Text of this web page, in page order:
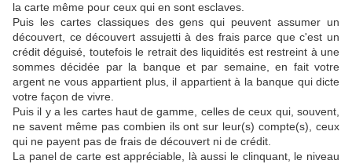
la carte même pour ceux qui en sont esclaves.
Puis les cartes classiques des gens qui peuvent assumer un
découvert, ce découvert assujetti à des frais parce que c'est un
crédit déguisé, toutefois le retrait des liquidités est restreint à une
sommes décidée par la banque et par semaine, en fait votre
argent ne vous appartient plus, il appartient à la banque qui dicte
votre façon de vivre.
Puis il y a les cartes haut de gamme, celles de ceux qui, souvent,
ne savent même pas combien ils ont sur leur(s) compte(s), ceux
qui ne payent pas de frais de découvert ni de crédit.
La panel de carte est appréciable, là aussi le clinquant, le niveau